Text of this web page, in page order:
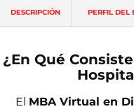
DESCRIPCIÓN PERFIL DEL
¿En Qué
El MBA Virtual en